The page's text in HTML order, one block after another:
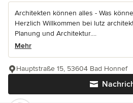
Architekten können alles - Was
Herzlich Willkommen bei lutz
Planung und Architektur....
Mehr
Hauptstraße 15, 53604 Bad Honnef